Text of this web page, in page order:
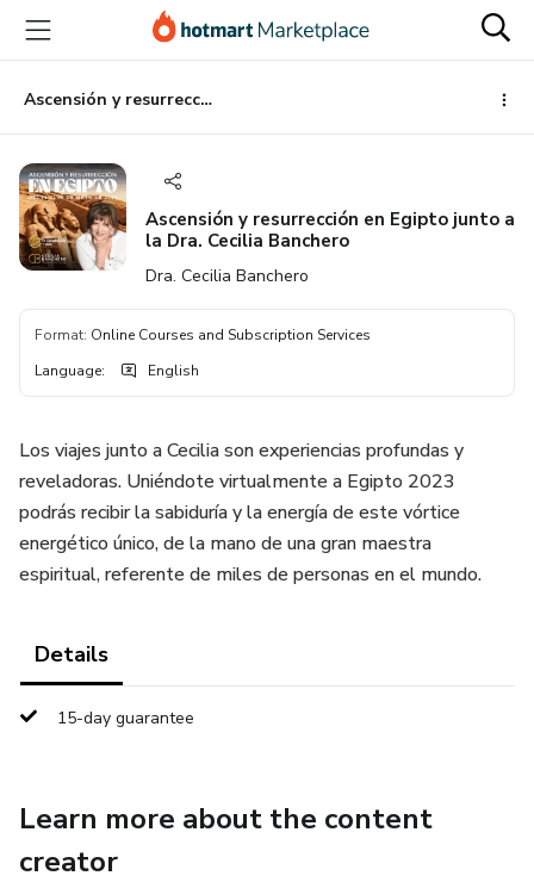
main
content
Ascensión y resurrección en Egipto junto a la Dra. Cecilia Banchero
Ascensión y resurrección en Egipto junto a
la Dra. Cecilia Banchero
Dra. Cecilia Banchero
Format: Online Courses and Subscription Services
Language: English
Los viajes junto a Cecilia son experiencias profundas y
reveladoras. Uniéndote virtualmente a Egipto 2023
podrás recibir la sabiduría y la energía de este vórtice
energético único, de la mano de una gran maestra
espiritual, referente de miles de personas en el mundo.
Details
15-day guarantee
Learn more about the content
creator